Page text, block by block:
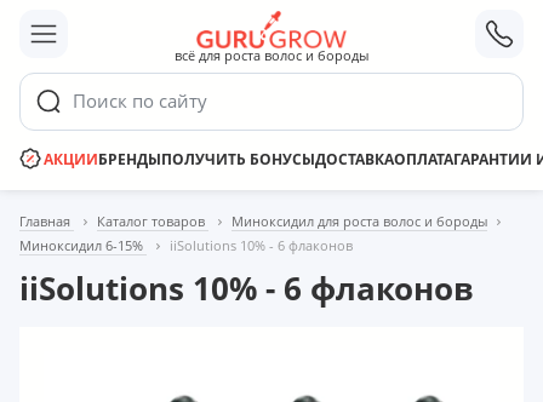
всё для роста волос и бороды
Поиск по сайту
АКЦИИБРЕНДЫПОЛУЧИТЬ БОНУСЫДОСТАВКАОПЛАТАГАРАНТИИ
Главная Каталог товаров
Миноксидил для роста волос и бороды
Миноксидил 6-15%
iiSolutions 10% - 6 флаконов
iiSolutions 10% - 6 флаконов